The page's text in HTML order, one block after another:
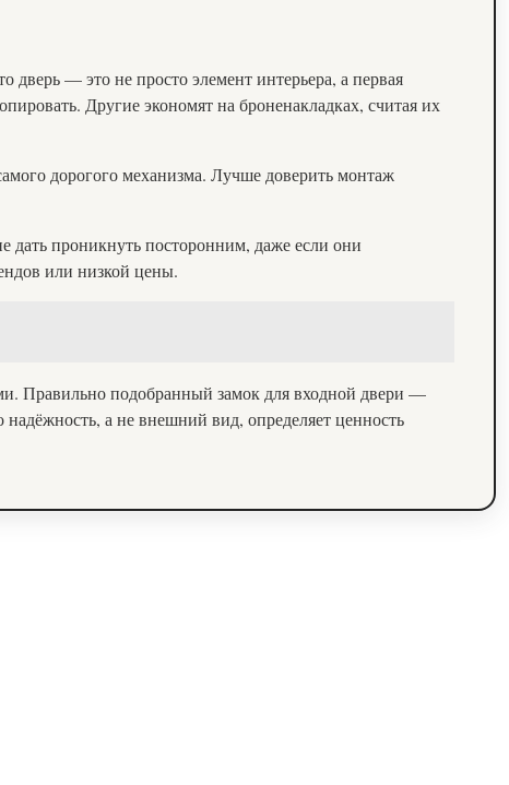
— это не просто элемент интерьера, а первая
Другие экономят на броненакладках, считая их
дорогого механизма. Лучше доверить монтаж
проникнуть посторонним, даже если они
или низкой цены.
Правильно подобранный замок для входной двери —
а не внешний вид, определяет ценность